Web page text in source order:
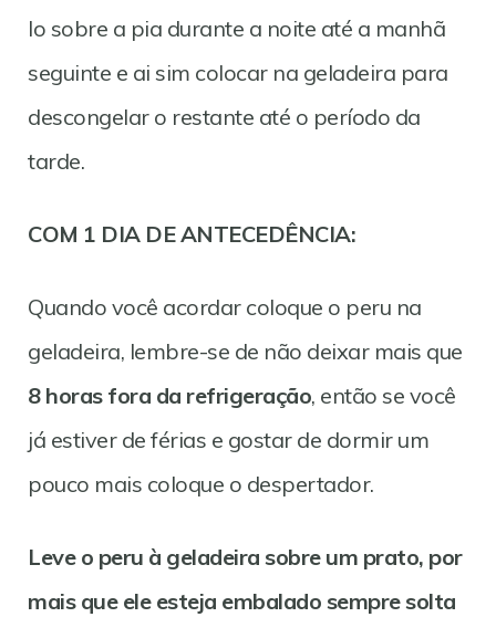
lo sobre a pia durante a noite até a manhã
seguinte e ai sim colocar na geladeira para
descongelar o restante até o período da
tarde.
COM 1 DIA DE ANTECEDÊNCIA:
Quando você acordar coloque o peru na
geladeira, lembre-se de não deixar mais que
8 horas fora da refrigeração, então se você
já estiver de férias e gostar de dormir um
pouco mais coloque o despertador.
Leve o peru à geladeira sobre um prato, por
mais que ele esteja embalado sempre solta